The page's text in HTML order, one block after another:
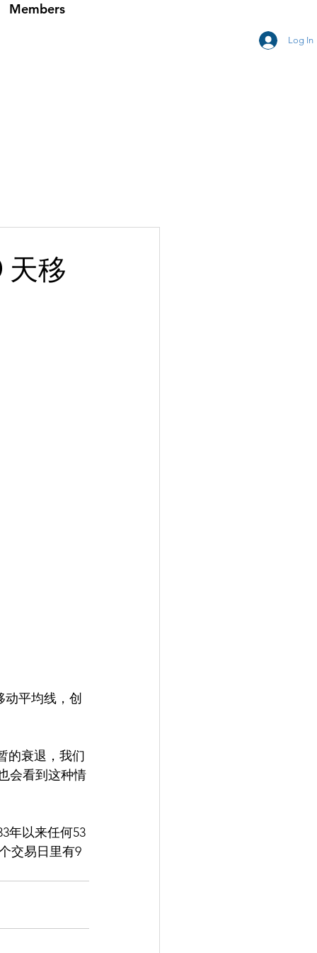
Members
Log In
移
衰退，我们
会看到这种情
年以来任何53
交易日里有9